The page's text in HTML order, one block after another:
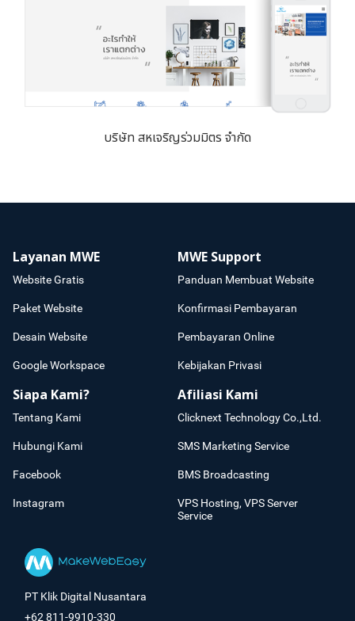
บริษัท สหเจริญร่วมมิตร จำกัด
Layanan MWE
Website Gratis
Paket Website
Desain Website
Google Workspace
MWE Support
Panduan Membuat Website
Konfirmasi Pembayaran
Pembayaran Online
Kebijakan Privasi
Siapa Kami?
Tentang Kami
Hubungi Kami
Facebook
Instagram
Afiliasi Kami
Clicknext Technology Co.,Ltd.
SMS Marketing Service
BMS Broadcasting
VPS Hosting, VPS Server
Service
PT Klik Digital Nusantara
+62 811-9910-330